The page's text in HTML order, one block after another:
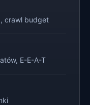
crawl budget
E-E-A-T